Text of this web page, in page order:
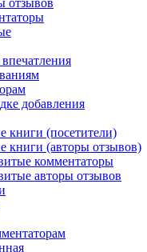
добавления
книги (посетители)
книги (авторы отзывов)
комментаторы
авторы отзывов